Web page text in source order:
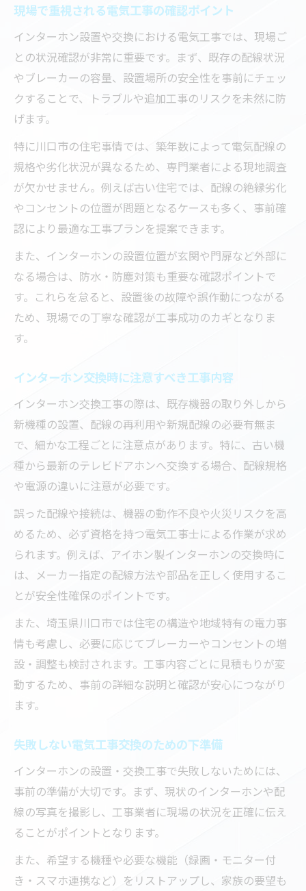
現場で重視される電気工事の確認ポイント
インターホン設置や交換における電気工事では、現場ご
との状況確認が非常に重要です。まず、既存の配線状況
やブレーカーの容量、設置場所の安全性を事前にチェッ
クすることで、トラブルや追加工事のリスクを未然に防
げます。
特に川口市の住宅事情では、築年数によって電気配線の
規格や劣化状況が異なるため、専門業者による現地調査
が欠かせません。例えば古い住宅では、配線の絶縁劣化
やコンセントの位置が問題となるケースも多く、事前確
認により最適な工事プランを提案できます。
また、インターホンの設置位置が玄関や門扉など外部に
なる場合は、防水・防塵対策も重要な確認ポイントで
す。これらを怠ると、設置後の故障や誤作動につながる
ため、現場での丁寧な確認が工事成功のカギとなりま
す。
インターホン交換時に注意すべき工事内容
インターホン交換工事の際は、既存機器の取り外しから
新機種の設置、配線の再利用や新規配線の必要有無ま
で、細かな工程ごとに注意点があります。特に、古い機
種から最新のテレビドアホンへ交換する場合、配線規格
や電源の違いに注意が必要です。
誤った配線や接続は、機器の動作不良や火災リスクを高
めるため、必ず資格を持つ電気工事士による作業が求め
られます。例えば、アイホン製インターホンの交換時に
は、メーカー指定の配線方法や部品を正しく使用するこ
とが安全性確保のポイントです。
また、埼玉県川口市では住宅の構造や地域特有の電力事
情も考慮し、必要に応じてブレーカーやコンセントの増
設・調整も検討されます。工事内容ごとに見積もりが変
動するため、事前の詳細な説明と確認が安心につながり
ます。
失敗しない電気工事交換のための下準備
インターホンの設置・交換工事で失敗しないためには、
事前の準備が大切です。まず、現状のインターホンや配
線の写真を撮影し、工事業者に現場の状況を正確に伝え
ることがポイントとなります。
また、希望する機種や必要な機能（録画・モニター付
き・スマホ連携など）をリストアップし、家族の要望も